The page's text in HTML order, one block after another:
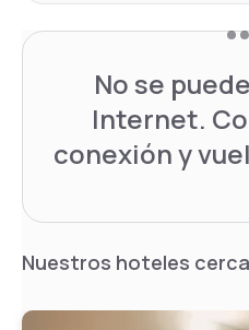
No se
Internet.
conexión y
Nuestros hoteles